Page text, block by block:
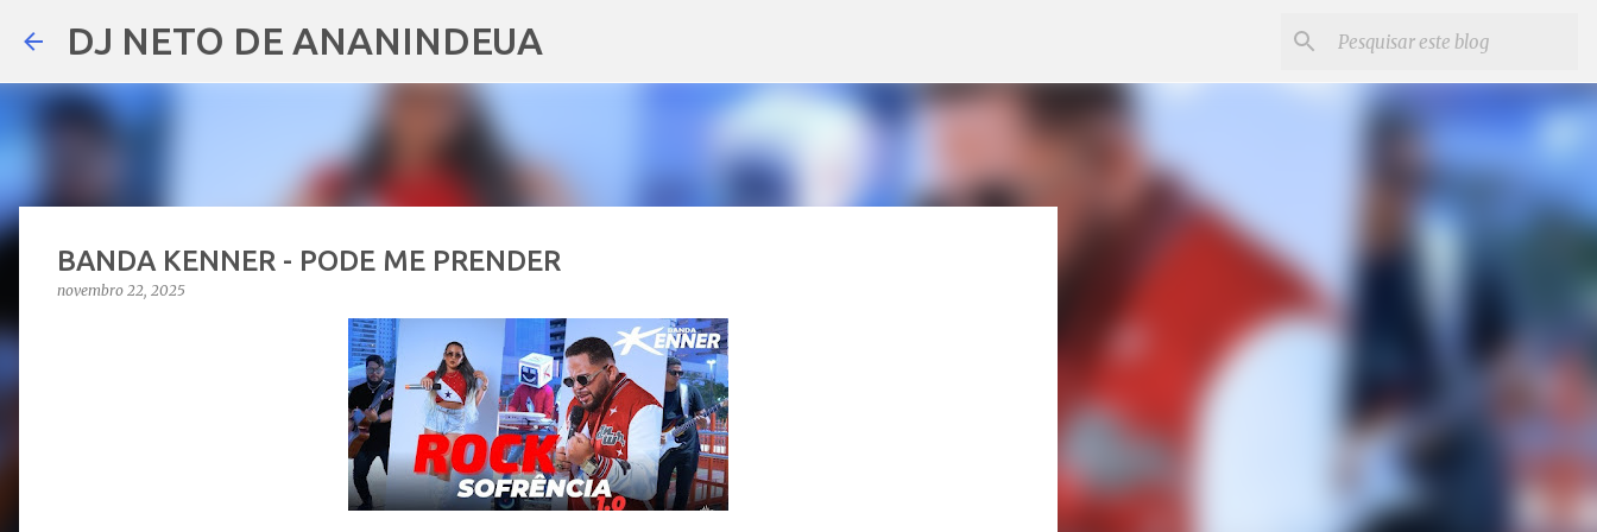
DJ NETO DE ANANINDEUA
BANDA KENNER - PODE ME PRENDER
novembro 22, 2025